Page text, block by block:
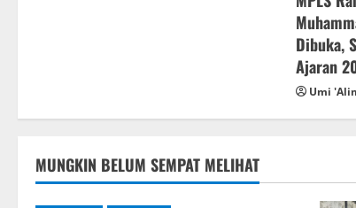
o
n
Dibuka,
Ajaran
Umi
MUNGKIN BELUM SEMPAT MELIHAT